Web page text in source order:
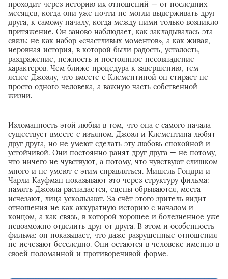
проходит через историю их отношений — от последних
месяцев, когда они уже почти не могли выдерживать друг
друга, к самому началу, когда между ними только возникло
притяжение. Он заново наблюдает, как закладывалась эта
связь: не как набор «счастливых моментов», а как живая,
неровная история, в которой были радость, усталость,
раздражение, нежность и постоянное несовпадение
характеров. Чем ближе процедура к завершению, тем
яснее Джоэлу, что вместе с Клементиной он стирает не
просто одного человека, а важную часть собственной
жизни.
Изломанность этой любви в том, что она с самого начала
существует вместе с изъяном. Джоэл и Клементина любят
друг друга, но не умеют сделать эту любовь спокойной и
устойчивой. Они постоянно ранят друг друга — не потому,
что ничего не чувствуют, а потому, что чувствуют слишком
много и не умеют с этим справляться. Мишель Гондри и
Чарли Кауфман показывают это через структуру фильма:
память Джоэла распадается, сцены обрываются, места
исчезают, лица ускользают. За счёт этого зритель видит
отношения не как аккуратную историю с началом и
концом, а как связь, в которой хорошее и болезненное уже
невозможно отделить друг от друга. В этом и особенность
фильма: он показывает, что даже разрушенные отношения
не исчезают бесследно. Они остаются в человеке именно в
своей поломанной и противоречивой форме.